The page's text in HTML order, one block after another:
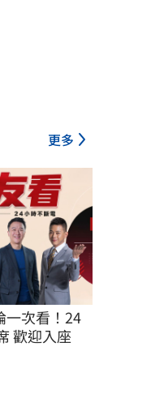
更多
一次看！24
歡迎入座